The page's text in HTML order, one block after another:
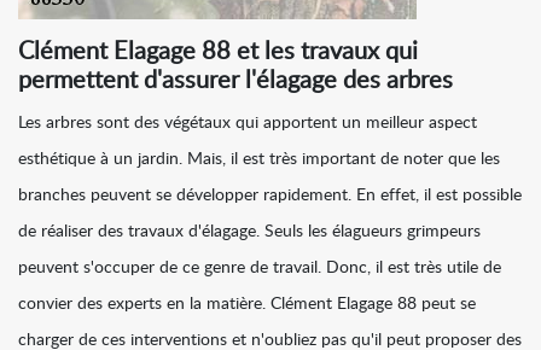
Clément Elagage 88 et les travaux qui
permettent d'assurer l'élagage des arbres
Les arbres sont des végétaux qui apportent un meilleur aspect
esthétique à un jardin. Mais, il est très important de noter que les
branches peuvent se développer rapidement. En effet, il est possible
de réaliser des travaux d'élagage. Seuls les élagueurs grimpeurs
peuvent s'occuper de ce genre de travail. Donc, il est très utile de
convier des experts en la matière. Clément Elagage 88 peut se
charger de ces interventions et n'oubliez pas qu'il peut proposer des